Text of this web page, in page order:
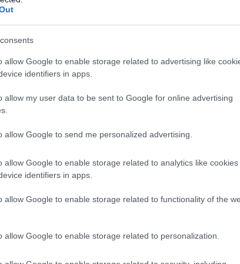
allow Google to enable storage related to advertising like
identifiers in apps.
allow my user data to be sent to Google for online advertising
allow Google to send me personalized advertising.
allow Google to enable storage related to analytics like cookies
identifiers in apps.
allow Google to enable storage related to functionality of the
allow Google to enable storage related to personalization.
nagy hangsúlyt kell fektetni
alapvető lépések, amiket betartva az
igényel az, hogy minden alapanyag a
áll.